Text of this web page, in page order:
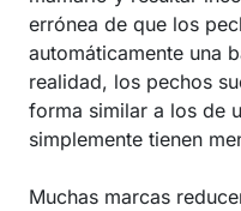
errónea de que los
automáticamente una
realidad, los pechos
forma similar a los de
simplemente tienen
Muchas marcas